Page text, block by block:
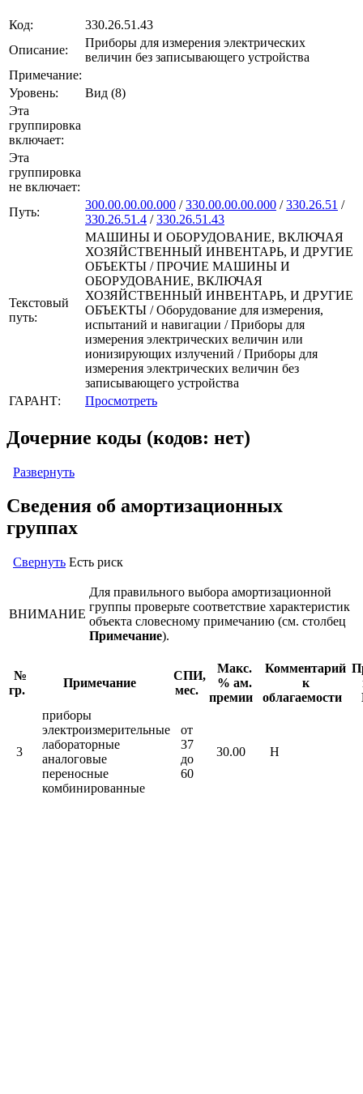
Код:
330.26.51.43
Описание:
Приборы для измерения электрических
величин без записывающего устройства
Примечание:
Уровень:
Вид (8)
Эта
группировка
включает:
Эта
группировка
не включает:
Путь:
300.00.00.00.000 /330.00.00.00.000 /330.26.51 /
330.26.51.4 /330.26.51.43
Текстовый
путь:
МАШИНЫ И ОБОРУДОВАНИЕ, ВКЛЮЧАЯ
ХОЗЯЙСТВЕННЫЙ ИНВЕНТАРЬ, И ДРУГИЕ
ОБЪЕКТЫ / ПРОЧИЕ МАШИНЫ И
ОБОРУДОВАНИЕ, ВКЛЮЧАЯ
ХОЗЯЙСТВЕННЫЙ ИНВЕНТАРЬ, И ДРУГИЕ
ОБЪЕКТЫ / Оборудование для измерения,
испытаний и навигации / Приборы для
измерения электрических величин или
ионизирующих излучений / Приборы для
измерения электрических величин без
записывающего устройства
ГАРАНТ:
Просмотреть
Дочерние коды (кодов: нет)
Развернуть
Сведения об амортизационных
группах
Свернуть Есть риск
ВНИМАНИЕ
Для правильного выбора амортизационной
группы проверьте соответствие характеристик
объекта словесному примечанию (см. столбец
Примечание).
№
гр.
Примечание
СПИ,
мес.
Макс.
% ам.
премии
Комментарий
к
облагаемости
3
приборы
электроизмерительные
лабораторные
аналоговые
переносные
комбинированные
от
37
до
60
30.00 Н